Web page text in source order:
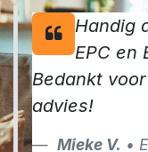
Handig
EPC en
Bedankt
advies!
Mieke V. •